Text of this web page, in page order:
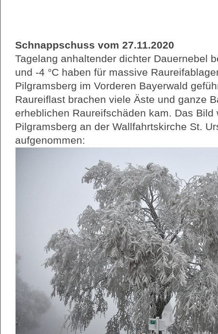
Schnappschuss vom 27.11.2020
Tagelang anhaltender dichter Dauernebel
und -4 °C haben für massive
Pilgramsberg im Vorderen Bayerwald
Raureiflast brachen viele Äste und ganze
erheblichen Raureifschäden kam. Das
Pilgramsberg an der Wallfahrtskirche St.
aufgenommen: